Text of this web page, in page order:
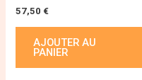
57,50 €
AJOUTER AU
PANIER